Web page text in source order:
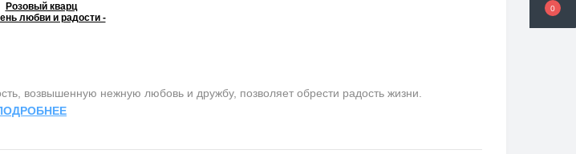
0
Розовый кварц
любви и радости -
возвышенную нежную любовь и дружбу, позволяет обрести радость жизни.